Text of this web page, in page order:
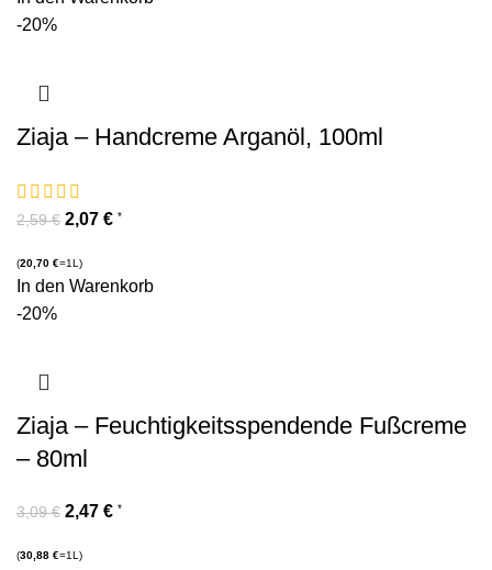
-20%
Ziaja – Handcreme Arganöl, 100ml
2,59€ 2,07 € *
(20,70 €=1L)
In den Warenkorb
-20%
Ziaja – Feuchtigkeitsspendende Fußcreme
– 80ml
3,09€ 2,47 € *
(30,88 €=1L)